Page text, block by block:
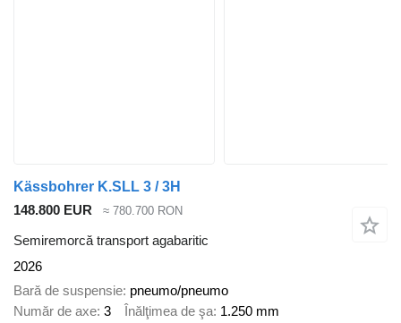
Kässbohrer K.SLL 3 / 3H
148.800 EUR
≈ 780.700 RON
Semiremorcă transport agabaritic
2026
Bară de suspensie pneumo/pneumo
Număr de axe 3 Înălţimea de şa 1.250 mm